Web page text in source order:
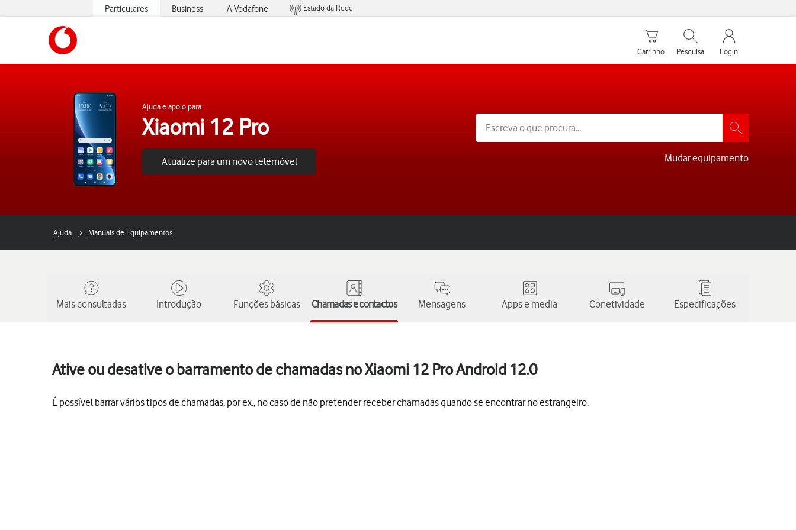
Particulares Business A Vodafone
Estado da Rede
Carrinho de compras
Carrinho
Pesquisar
Pesquisa
My Vodafone
Login
Ajuda e apoio para
Xiaomi 12 Pro
Atualize para um novo telemóvel Mudar equipamento
Ajuda Manuais de Equipamentos
Mais consultadas Introdução Funções básicas Chamadas e contactos Mensagens Apps e media Conetividade Especificações
Ative ou desative o barramento de chamadas no Xiaomi 12 Pro Android 12.0
É possível barrar vários tipos de chamadas, por ex., no caso de não pretender receber chamadas quando se encontrar no estrangeiro.